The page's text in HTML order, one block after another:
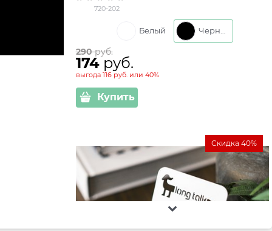
720-202
Белый
290 руб.
174 руб.
выгода 116 руб. или 40%
Купить
Скидка 40%